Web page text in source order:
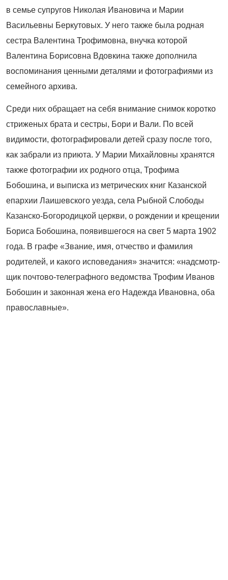
в семье супругов Николая Ивановича и Марии
Васильевны Беркутовых. У него также была родная
сестра Валентина Трофимовна, внучка которой
Валентина Борисовна Вдовкина также дополнила
воспоминания ценными деталями и фотографиями из
семейного архива.
Среди них обращает на себя внимание снимок коротко
стриженых брата и сестры, Бори и Вали. По всей
видимости, фотографировали детей сразу после того,
как забрали из приюта. У Марии Михайловны хранятся
также фотографии их родного отца, Трофима
Бобошина, и выписка из метрических книг Казанской
епархии Лаишевского уезда, села Рыбной Слободы
Казанско-Богородицкой церкви, о рождении и крещении
Бориса Бобошина, появившегося на свет 5 марта 1902
года. В графе «Звание, имя, отчество и фамилия
родителей, и какого исповедания» значится: «надсмотр­
щик почтово‑телеграфного ведомства Трофим Иванов
Бобошин и законная жена его Надежда Ивановна, оба
православные».